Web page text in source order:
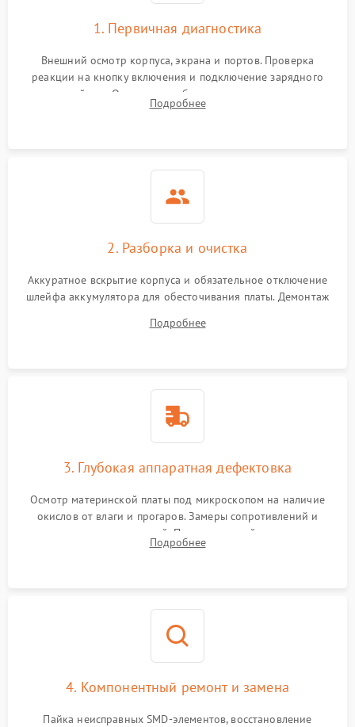
Перегрев из‑за пыли,
неисправности кулера
Выход из строя SSD или
HDD: медленная загрузка,
2000 ₽
Проблемы Wi‑Fi или
2500 ₽
1. Первичная диагностика
Внешний осмотр корпуса, экрана и портов. Проверка
реакции на кнопку включения и подключение зарядного
устройства. Оценка потребления тока с помощью
лабораторного блока питания для локализации проблемы.
Подробнее
2. Разборка и очистка
Аккуратное вскрытие корпуса и обязательное отключение
шлейфа аккумулятора для обесточивания платы. Демонтаж
высохшей термопасты с кристаллов чипов.
Подробнее
3. Глубокая аппаратная дефектовка
Осмотр материнской платы под микроскопом на наличие
окислов от влаги и прогаров. Замеры сопротивлений и
дежурных напряжений. Проверка цепей питания,
мультиконтроллера, процессора и видеочипа.
Подробнее
4. Компонентный ремонт и замена
Пайка неисправных SMD-элементов, восстановление